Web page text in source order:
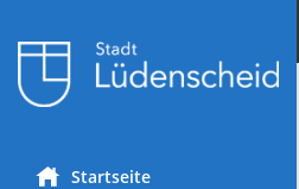
Startseite